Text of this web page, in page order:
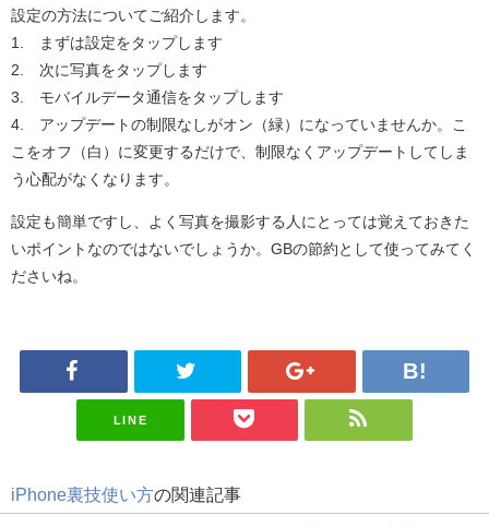
設定の方法についてご紹介します。
1. まずは設定をタップします
2. 次に写真をタップします
3. モバイルデータ通信をタップします
4. アップデートの制限なしがオン（緑）になっていませんか。こ
こをオフ（白）に変更するだけで、制限なくアップデートしてしま
う心配がなくなります。
設定も簡単ですし、よく写真を撮影する人にとっては覚えておきた
いポイントなのではないでしょうか。GBの節約として使ってみてく
ださいね。
LINE
iPhone裏技使い方の関連記事